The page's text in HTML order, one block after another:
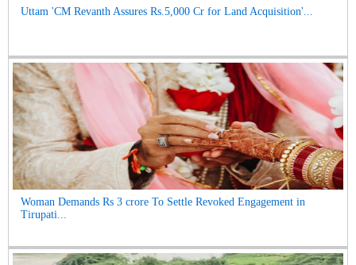
Uttam 'CM Revanth Assures Rs.5,000 Cr for Land Acquisition'...
Woman Demands Rs 3 crore To Settle Revoked Engagement in
Tirupati...